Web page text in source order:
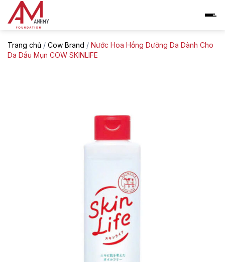
content
Trang chủ / Cow Brand / Nước Hoa Hồng Dưỡng Da Dành Cho
Da Dầu Mụn COW SKINLIFE